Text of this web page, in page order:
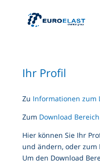
Ihr Profil
Zu Informationen zum
Zum Download
Hier können Sie Ihr
und ändern, oder zum
Um den Download